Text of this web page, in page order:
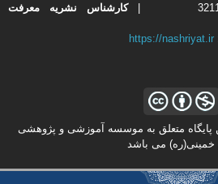
کارشناس نشریه معرفت
https://nashriyat.ir
پایگاه متعلق به موسسه آموزشی و پژوهشی
خمینی(ره) می باشد